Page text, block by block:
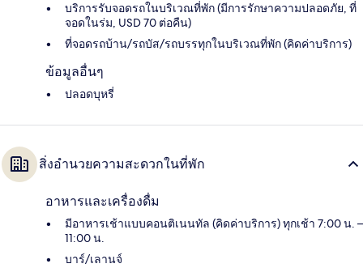
บริการรับจอดรถในบริเวณที่พัก (มีการรักษาความปลอดภัย, ที่
จอดในร่ม, USD 70 ต่อคืน)
ที่จอดรถบ้าน/รถบัส/รถบรรทุกในบริเวณที่พัก (คิดค่าบริการ)
ข้อมูลอื่นๆ
ปลอดบุหรี่
สิ่งอำนวยความสะดวกในที่พัก
อาหารและเครื่องดื่ม
มีอาหารเช้าแบบคอนติเนนทัล (คิดค่าบริการ) ทุกเช้า 7:00 น. –
11:00 น.
บาร์/เลานจ์